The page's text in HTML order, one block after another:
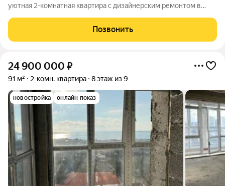
уютная 2-комнатная квартира с дизайнерским ремонтом в
ценит комфорт, стиль и современность. Просторная кухня 15 м
. Высокие потолки 3
Позвонить
24 900 000 ₽
91 м² 2-комн. квартира 8 этаж из 9
новостройка онлайн показ